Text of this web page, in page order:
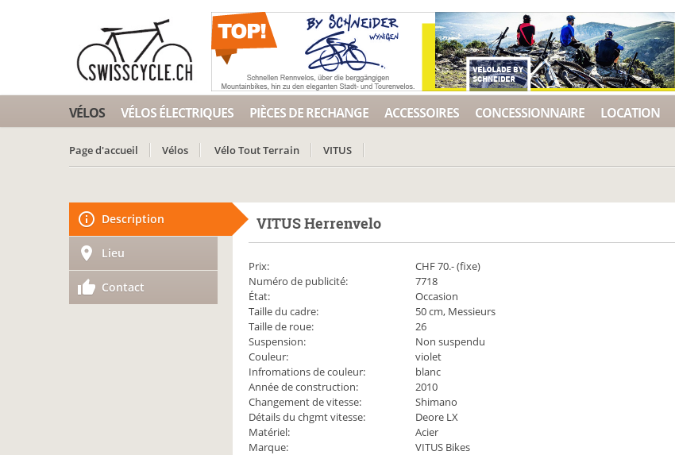
VÉLOS VÉLOS ÉLECTRIQUES PIÈCES DE RECHANGE ACCESSOIRES CONCESSIONNAIRE LOCATION
Page d'accueil Vélos Vélo Tout Terrain VITUS
Description
Lieu
Contact
VITUSHerrenvelo
Prix: CHF70.- (fixe)
Numéro de publicité:
7718
État:
Occasion
Taille du cadre:
50 cm, Messieurs
Taille de roue:
26
Suspension:
Non suspendu
Couleur:
violet
Infromations de couleur:
blanc
Année de construction:
2010
Changement de vitesse:
Shimano
Détails du chgmt vitesse:
Deore LX
Matériel:
Acier
Marque:
VITUS Bikes